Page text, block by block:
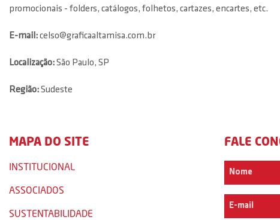
promocionais - folders, catálogos, folhetos, cartazes, encartes, etc.
E-mail:celso@graficaaltamisa.com.br
Localização:São Paulo, SP
Região:Sudeste
MAPA DO SITE
INSTITUCIONAL
ASSOCIADOS
SUSTENTABILIDADE
FALE